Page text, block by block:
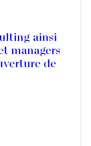
ainsi
managers
de